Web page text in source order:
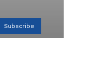
Subscribe